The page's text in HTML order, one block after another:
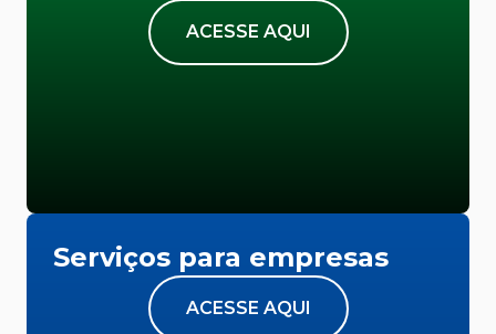
ACESSE AQUI
Serviços para empresas
ACESSE AQUI